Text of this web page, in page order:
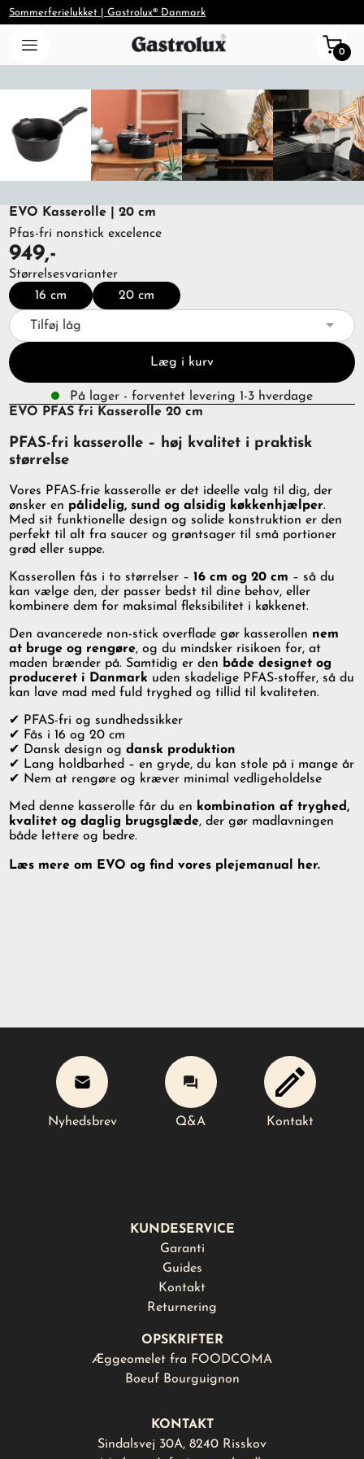
Sommerferielukket | Gastrolux® Danmark
0
EVO Kasserolle | 20 cm
Pfas-fri nonstick excelence
949,-
Størrelsesvarianter
16 cm
20 cm
Tilføj låg
Læg i kurv
På lager - forventet levering 1-3 hverdage
EVO PFAS fri Kasserolle 20 cm
PFAS-fri kasserolle – høj kvalitet i praktisk
størrelse
Vores PFAS-frie kasserolle er det ideelle valg til dig, der
ønsker en pålidelig, sund og alsidig køkkenhjælper.
Med sit funktionelle design og solide konstruktion er den
perfekt til alt fra saucer og grøntsager til små portioner
grød eller suppe.
Kasserollen fås i to størrelser –16 cm og 20 cm – så du
kan vælge den, der passer bedst til dine behov, eller
kombinere dem for maksimal fleksibilitet i køkkenet.
Den avancerede non-stick overflade gør kasserollen nem
at bruge og rengøre, og du mindsker risikoen for, at
maden brænder på. Samtidig er den både designet og
produceret i Danmark uden skadelige PFAS-stoffer, så du
kan lave mad med fuld tryghed og tillid til kvaliteten.
✔ PFAS-fri og sundhedssikker
✔ Fås i 16 og 20 cm
✔ Dansk design ogdansk produktion
✔ Lang holdbarhed – en gryde, du kan stole på i mange år
✔ Nem at rengøre og kræver minimal vedligeholdelse
Med denne kasserolle får du en kombination af tryghed,
kvalitet og daglig brugsglæde, der gør madlavningen
både lettere og bedre.
Læs mere om EVO og find vores plejemanual her.
Læg i kurv
Nyhedsbrev
Nyhedsbrev
Q&A
Q&A
Kontakt
Kontakt
KUNDESERVICE
Garanti
Guides
Kontakt
Returnering
OPSKRIFTER
Æggeomelet fra FOODCOMA
Boeuf Bourguignon
KONTAKT
Sindalsvej 30A, 8240 Risskov